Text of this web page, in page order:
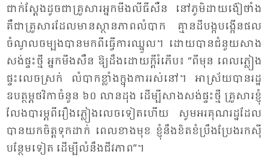
ជាក់​ស្តែង​ដូច​ជា​គ្រួ​សារ​អ្នក​មីង​លីធី​សឺន នៅ​ភូមិ​ដាយ​ង៉ៀ​ថាំង
គឺ​ជា​គ្រួ​សារ​ដែល​មាន​ស្ថាន​ភាព​លំ​បាក គ្មាន​ដី​បង្ក​បង្កើន​ផល
ចំ​ណូល​ចម្បង​បាន​មក​ពី​ធ្វើ​ការ​ឈ្នួល។ ដោយ​បាន​ជំ​នួយ​សាង​
សង់​ផ្ទះ​ថ្មី អ្នក​មីង​សឺន ឱ្យ​ដឹង​ដោយ​ក្ដី​រំភើប៖ “ពី​មុន ពេល​ភ្លៀង
ផ្ទះ​លេច​ស្រក់ លំ​បាក​ខ្លាំង​ក្នុង​ការ​រស់​នៅ។ អា​ស្រ័យ​បាន​រដ្ឋ​
ឧបត្ថម្ភ​ថវិកា​ចំ​នួន ៦០ លាន​ដុង ដើម្បី​សាង​សង់​ផ្ទះ​ថ្មី គ្រួ​សារ​ខ្ញុំ​
លែង​បា​រម្ភ​ពី​រឿង​ភ្លៀង​លេច​ទៀត​ហើយ សូម​អរ​គុណ​រដ្ឋ​ដែល​
បាន​យក​ចិត្ត​ទុក​ដាក់ ពេល​ខាង​មុខ ខ្ញុំ​នឹង​ខិត​ខំ​ប្រឹង​ប្រែង​រក​ស៊ី​
បន្ថែម​ទៀត ដើម្បី​លំ​នឹង​ជីវ​ភាព”។